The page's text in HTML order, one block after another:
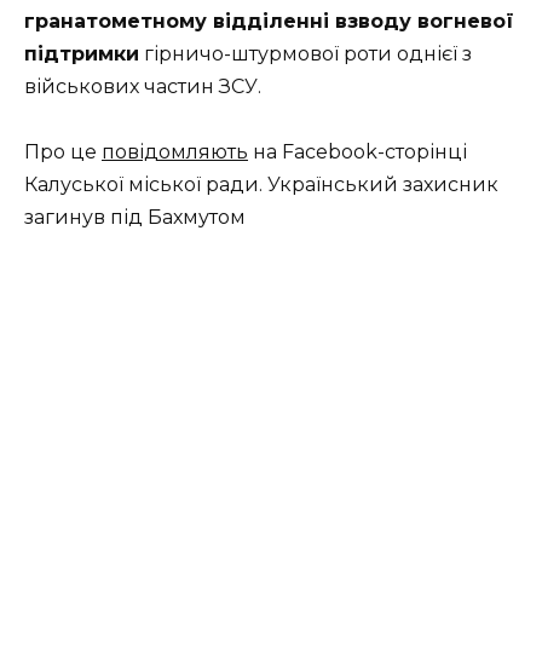
гранатометному відділенні взводу вогневої
підтримки гірничо-штурмової роти однієї з
військових частин ЗСУ.
Про це повідомляють на Facebook-сторінці
Калуської міської ради. Український захисник
загинув під Бахмутом